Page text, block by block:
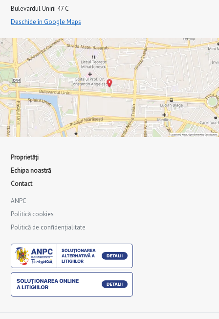
Bulevardul Unirii 47 C
Deschide în Google Maps
Proprietăți
Echipa noastră
Contact
ANPC
Politică cookies
Politică de confidențialitate